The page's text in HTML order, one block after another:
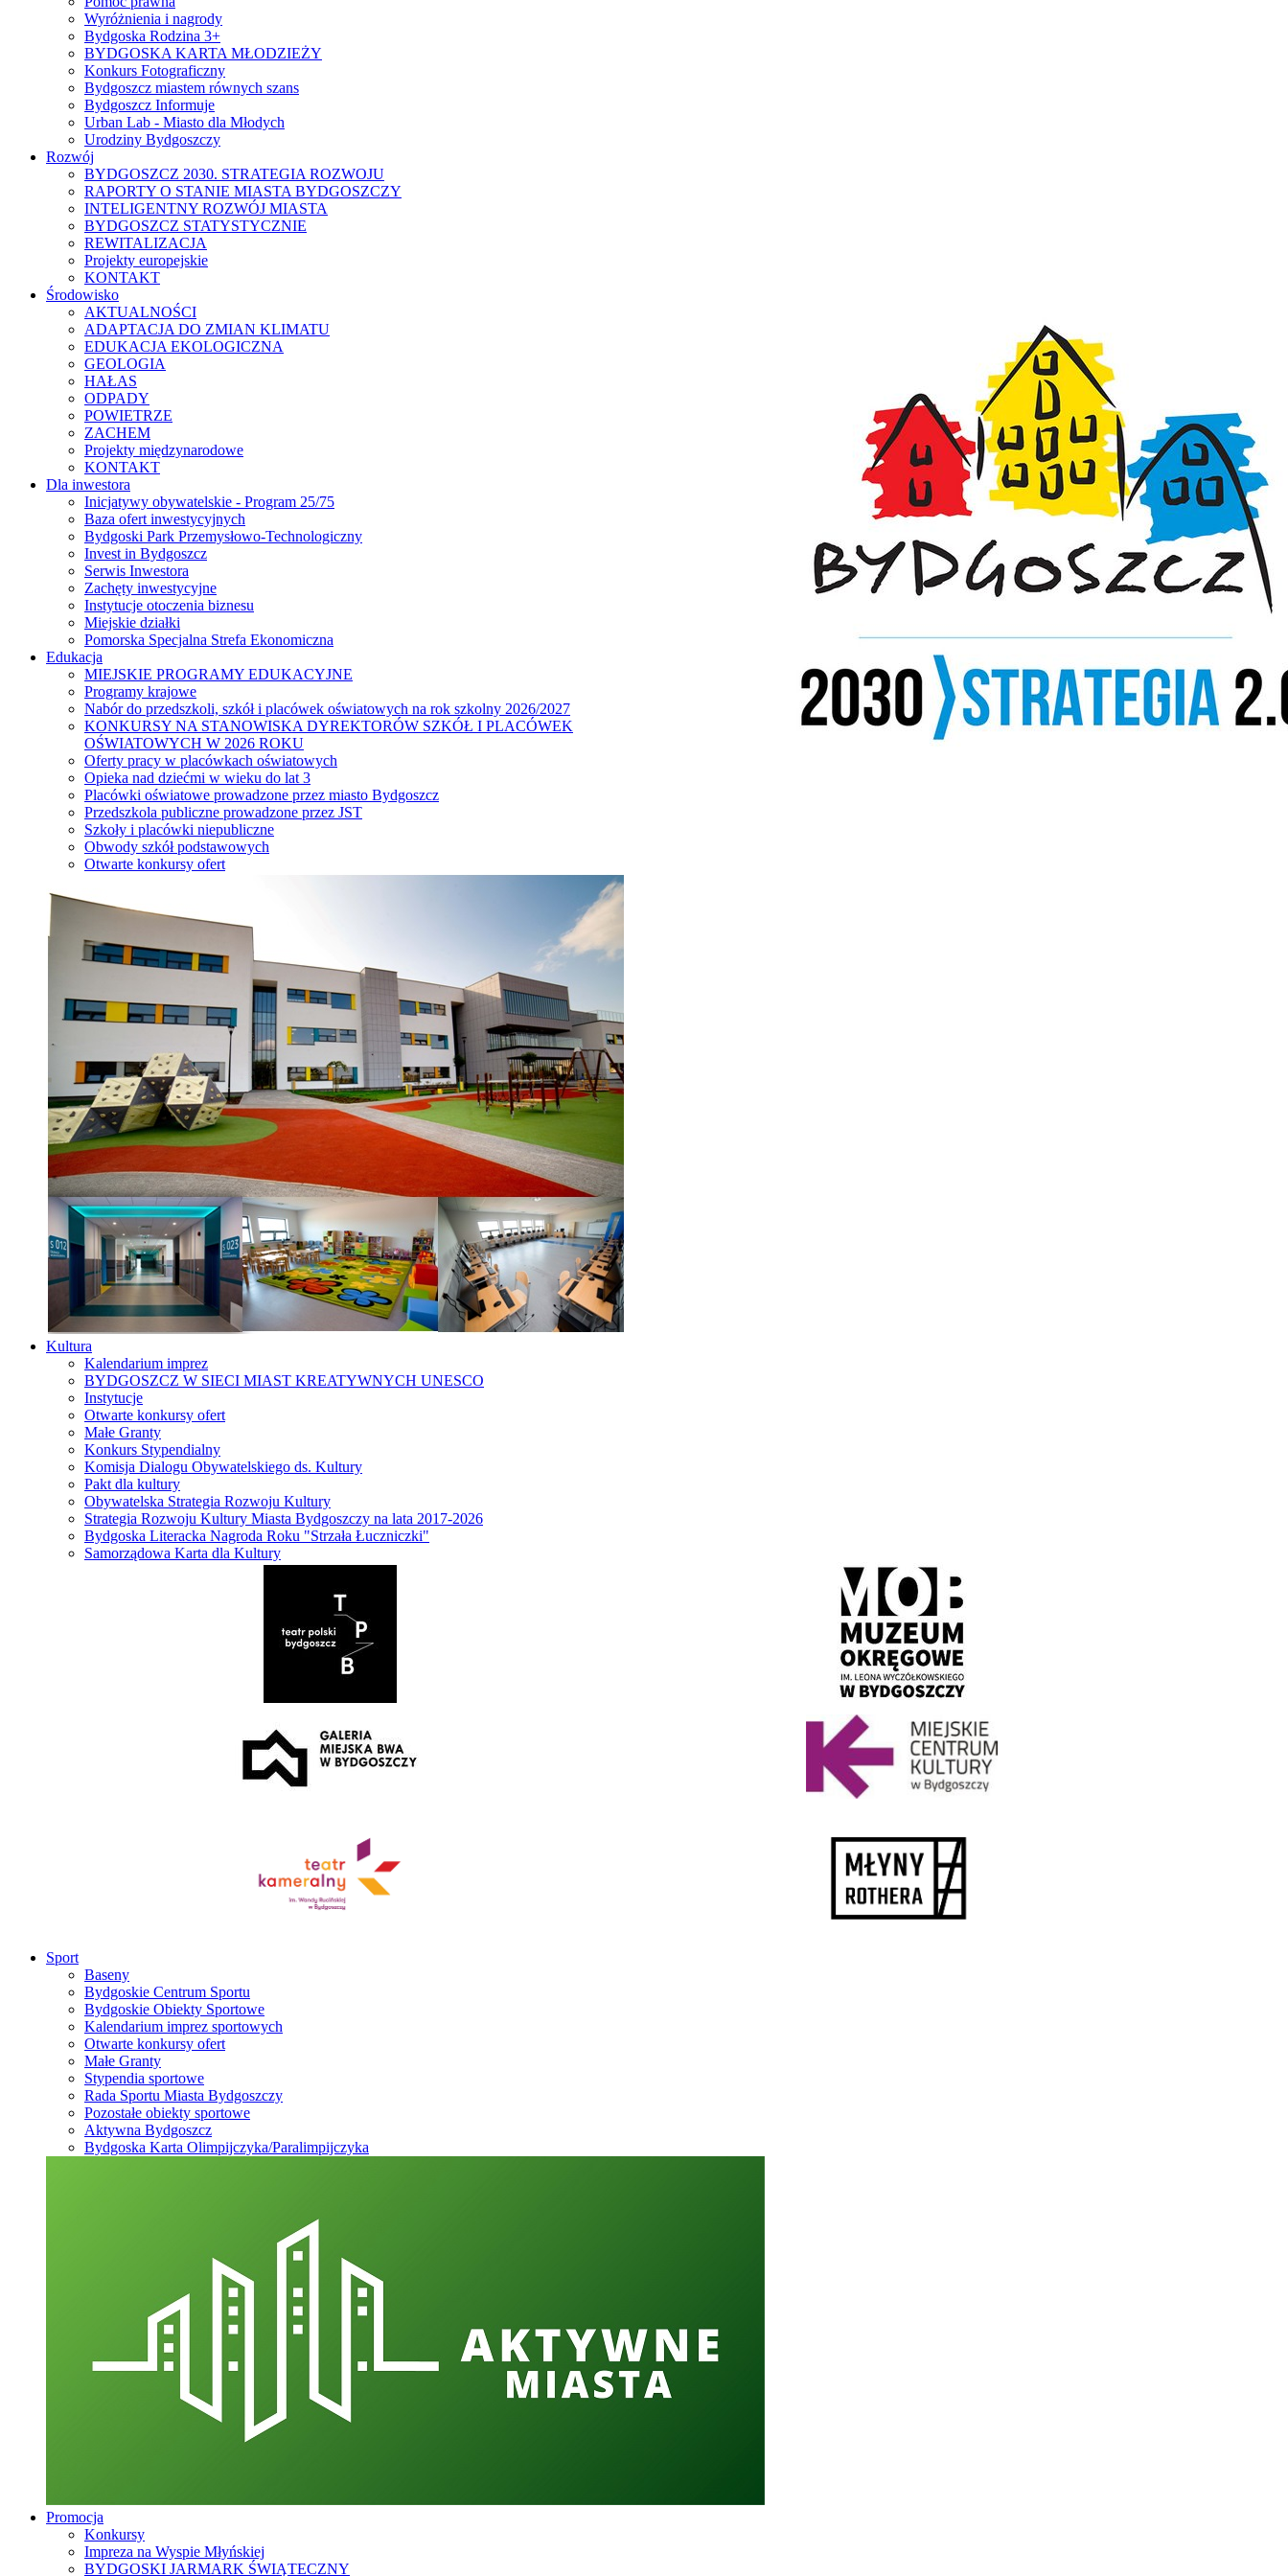
Wyróżnienia i nagrody
Bydgoska Rodzina 3+
BYDGOSKA KARTA MŁODZIEŻY
Konkurs Fotograficzny
Bydgoszcz miastem równych szans
Bydgoszcz Informuje
Urban Lab - Miasto dla Młodych
Urodziny Bydgoszczy
Rozwój
BYDGOSZCZ 2030. STRATEGIA ROZWOJU
RAPORTY O STANIE MIASTA BYDGOSZCZY
INTELIGENTNY ROZWÓJ MIASTA
BYDGOSZCZ STATYSTYCZNIE
REWITALIZACJA
Projekty europejskie
KONTAKT
Środowisko
AKTUALNOŚCI
ADAPTACJA DO ZMIAN KLIMATU
EDUKACJA EKOLOGICZNA
GEOLOGIA
HAŁAS
ODPADY
POWIETRZE
ZACHEM
Projekty międzynarodowe
KONTAKT
Dla inwestora
Inicjatywy obywatelskie - Program 25/75
Baza ofert inwestycyjnych
Bydgoski Park Przemysłowo-Technologiczny
Invest in Bydgoszcz
Serwis Inwestora
Zachęty inwestycyjne
Instytucje otoczenia biznesu
Miejskie działki
Pomorska Specjalna Strefa Ekonomiczna
Edukacja
MIEJSKIE PROGRAMY EDUKACYJNE
Programy krajowe
Nabór do przedszkoli, szkół i placówek oświatowych na rok szkolny 2026/2027
KONKURSY NA STANOWISKA DYREKTORÓW SZKÓŁ I PLACÓWEK
OŚWIATOWYCH W 2026 ROKU
Oferty pracy w placówkach oświatowych
Opieka nad dziećmi w wieku do lat 3
Placówki oświatowe prowadzone przez miasto Bydgoszcz
Przedszkola publiczne prowadzone przez JST
Szkoły i placówki niepubliczne
Obwody szkół podstawowych
Otwarte konkursy ofert
Kultura
Kalendarium imprez
BYDGOSZCZ W SIECI MIAST KREATYWNYCH UNESCO
Instytucje
Otwarte konkursy ofert
Małe Granty
Konkurs Stypendialny
Komisja Dialogu Obywatelskiego ds. Kultury
Pakt dla kultury
Obywatelska Strategia Rozwoju Kultury
Strategia Rozwoju Kultury Miasta Bydgoszczy na lata 2017-2026
Bydgoska Literacka Nagroda Roku "Strzała Łuczniczki"
Samorządowa Karta dla Kultury
Sport
Baseny
Bydgoskie Centrum Sportu
Bydgoskie Obiekty Sportowe
Kalendarium imprez sportowych
Otwarte konkursy ofert
Małe Granty
Stypendia sportowe
Rada Sportu Miasta Bydgoszczy
Pozostałe obiekty sportowe
Aktywna Bydgoszcz
Bydgoska Karta Olimpijczyka/Paralimpijczyka
Promocja
Konkursy
Impreza na Wyspie Młyńskiej
BYDGOSKI JARMARK ŚWIĄTECZNY